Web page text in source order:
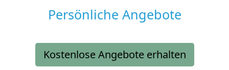
Persönliche Angebote
Kostenlose Angebote erhalten